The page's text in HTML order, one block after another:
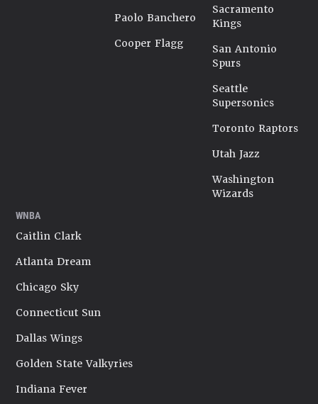
Paolo Banchero
Cooper Flagg
Sacramento
Kings
San Antonio
Spurs
Seattle
Supersonics
Toronto Raptors
Utah Jazz
Washington
Wizards
WNBA
Caitlin Clark
Atlanta Dream
Chicago Sky
Connecticut Sun
Dallas Wings
Golden State Valkyries
Indiana Fever